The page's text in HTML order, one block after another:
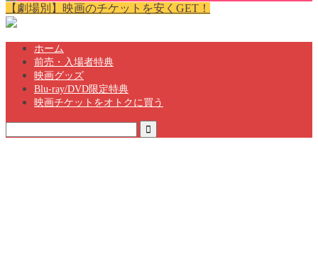
【劇場別】映画のチケットを安くGET！
ホーム
前売・入場者特典
映画グッズ
Blu-ray/DVD限定特典
映画チケットをオトクに買う